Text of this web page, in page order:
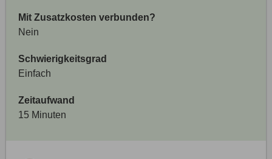
Mit Zusatzkosten verbunden?
Nein
Schwierigkeitsgrad
Einfach
Zeitaufwand
15 Minuten